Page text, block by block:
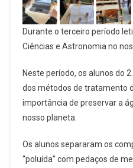
Durante o terceiro período
Ciências e Astronomia no
Neste período, os alunos do
dos métodos de tratamento
importância de preservar a
nosso planeta.
Os alunos separaram os
“poluída” com pedaços de